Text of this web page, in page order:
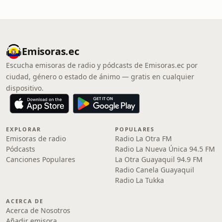
Emisoras.ec
Escucha emisoras de radio y pódcasts de Emisoras.ec por
ciudad, género o estado de ánimo — gratis en cualquier
dispositivo.
EXPLORAR
Emisoras de radio
Pódcasts
Canciones Populares
POPULARES
Radio La Otra FM
Radio La Nueva Única 94.5 FM
La Otra Guayaquil 94.9 FM
Radio Canela Guayaquil
Radio La Tukka
ACERCA DE
Acerca de Nosotros